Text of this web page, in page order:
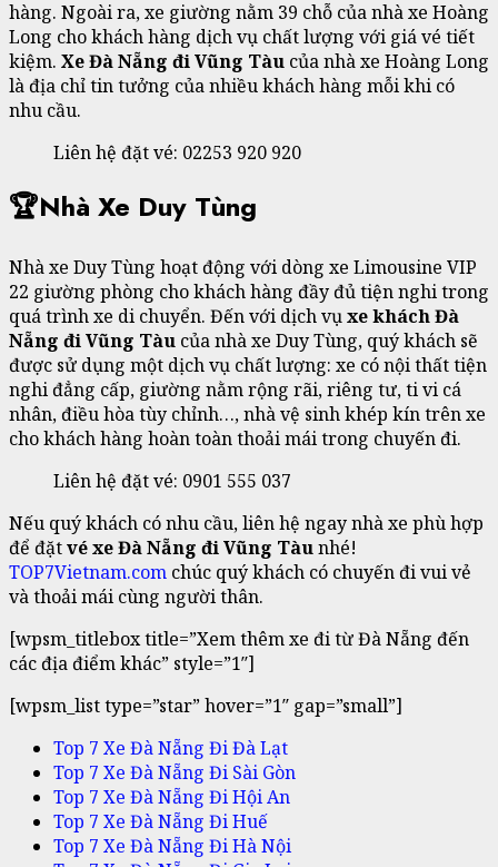
hàng. Ngoài ra, xe giường nằm 39 chỗ của nhà xe Hoàng
Long cho khách hàng dịch vụ chất lượng với giá vé tiết
kiệm. Xe Đà Nẵng đi Vũng Tàu của nhà xe Hoàng Long
là địa chỉ tin tưởng của nhiều khách hàng mỗi khi có
nhu cầu.
Liên hệ đặt vé: 02253 920 920
🏆Nhà Xe Duy Tùng
Nhà xe Duy Tùng hoạt động với dòng xe Limousine VIP
22 giường phòng cho khách hàng đầy đủ tiện nghi trong
quá trình xe di chuyển. Đến với dịch vụxe khách Đà
Nẵng đi Vũng Tàu của nhà xe Duy Tùng, quý khách sẽ
được sử dụng một dịch vụ chất lượng: xe có nội thất tiện
nghi đẳng cấp, giường nằm rộng rãi, riêng tư, ti vi cá
nhân, điều hòa tùy chỉnh…, nhà vệ sinh khép kín trên xe
cho khách hàng hoàn toàn thoải mái trong chuyến đi.
Liên hệ đặt vé: 0901 555 037
Nếu quý khách có nhu cầu, liên hệ ngay nhà xe phù hợp
để đặtvé xe Đà Nẵng đi Vũng Tàunhé!
TOP7Vietnam.com chúc quý khách có chuyến đi vui vẻ
và thoải mái cùng người thân.
[wpsm_titlebox title=”Xem thêm xe đi từ Đà Nẵng đến
các địa điểm khác” style=”1″]
[wpsm_list type=”star” hover=”1″ gap=”small”]
Top 7 Xe Đà Nẵng Đi Đà Lạt
Top 7 Xe Đà Nẵng Đi Sài Gòn
Top 7 Xe Đà Nẵng Đi Hội An
Top 7 Xe Đà Nẵng Đi Huế
Top 7 Xe Đà Nẵng Đi Hà Nội